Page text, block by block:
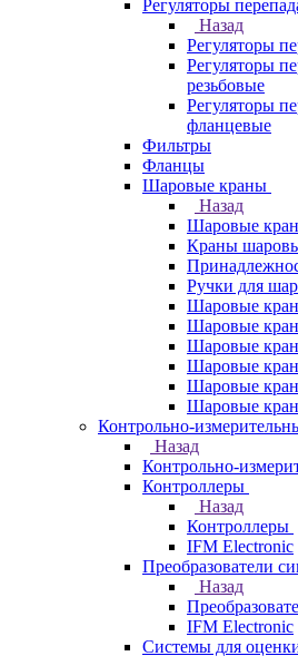
Регуляторы
Назад
Регуляторы
Регуляторы
резьбовые
Регуляторы
фланцевые
Фильтры
Фланцы
Шаровые краны
Назад
Шаровые
Краны
Ручки для
Шаровые
Шаровые
Шаровые
Шаровые
Шаровые
Шаровые
Контрольно-
Назад
Контрольно-
Контроллеры
Назад
Контроллеры
IFM Electronic
Преобразователи
Назад
IFM Electronic
Системы для